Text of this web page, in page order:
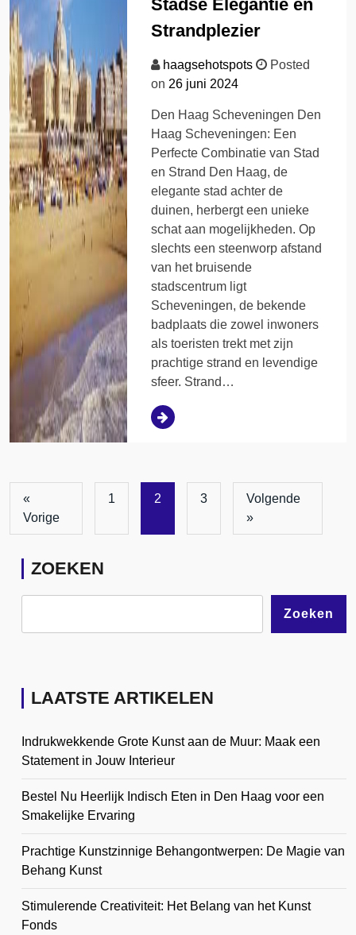
Stadse Elegantie en
Strandplezier
haagsehotspots
Posted
on26 juni 2024
Den Haag Scheveningen Den
Haag Scheveningen: Een
Perfecte Combinatie van Stad
en Strand Den Haag, de
elegante stad achter de
duinen, herbergt een unieke
schat aan mogelijkheden. Op
slechts een steenworp afstand
van het bruisende
stadscentrum ligt
Scheveningen, de bekende
badplaats die zowel inwoners
als toeristen trekt met zijn
prachtige strand en levendige
sfeer. Strand…
«
Vorige
1 2 3
Volgende
»
ZOEKEN
Zoeken
LAATSTE ARTIKELEN
Indrukwekkende Grote Kunst aan de Muur: Maak een
Statement in Jouw Interieur
Bestel Nu Heerlijk Indisch Eten in Den Haag voor een
Smakelijke Ervaring
Prachtige Kunstzinnige Behangontwerpen: De Magie van
Behang Kunst
Stimulerende Creativiteit: Het Belang van het Kunst
Fonds